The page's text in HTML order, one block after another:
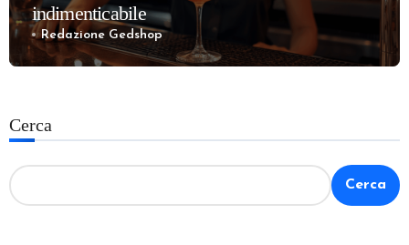
indimenticabile
Redazione Gedshop
Cerca
Cerca